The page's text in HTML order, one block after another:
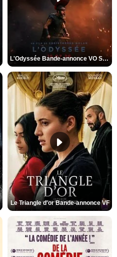
L'Odyssée Bande-annonce VO STFR
Le Triangle d'or Bande-annonce VF